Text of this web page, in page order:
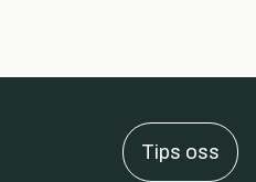
Tips oss